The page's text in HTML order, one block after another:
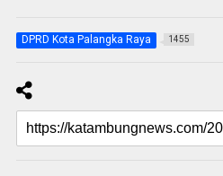
DPRD Kota Palangka Raya 1455